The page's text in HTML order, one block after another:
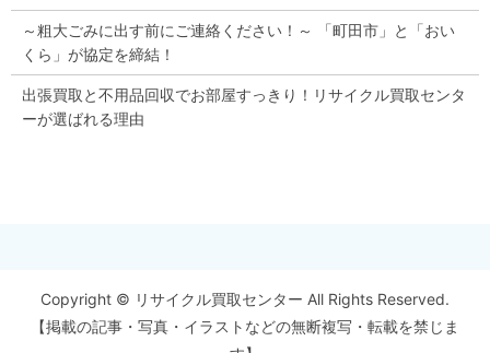
～粗大ごみに出す前にご連絡ください！～ 「町田市」と「おい
くら」が協定を締結！
出張買取と不用品回収でお部屋すっきり！リサイクル買取センタ
ーが選ばれる理由
Copyright © リサイクル買取センター All Rights Reserved.
【掲載の記事・写真・イラストなどの無断複写・転載を禁じま